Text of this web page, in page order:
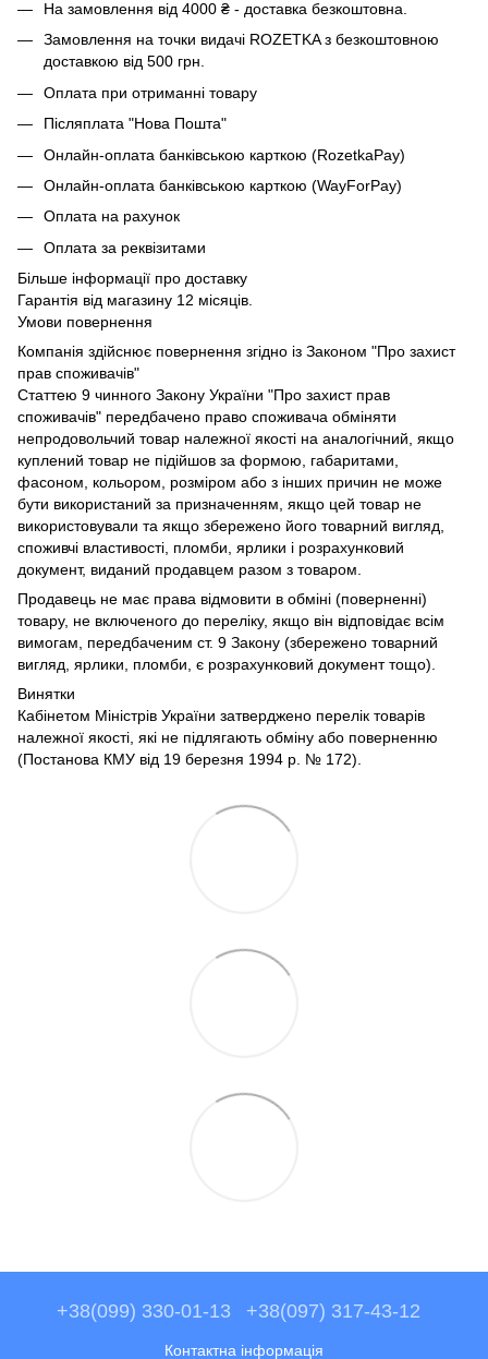
На замовлення від 4000 ₴ - доставка безкоштовна.
Замовлення на точки видачі ROZETKA з безкоштовною
доставкою від 500 грн.
Оплата при отриманні товару
Післяплата "Нова Пошта"
Онлайн-оплата банківською карткою (RozetkaPay)
Онлайн-оплата банківською карткою (WayForPay)
Оплата на рахунок
Оплата за реквізитами
Більше інформації про доставку
Гарантія від магазину 12 місяців.
Умови повернення
Компанія здійснює повернення згідно із Законом "Про захист
прав споживачів"
Статтею 9 чинного Закону України "Про захист прав
споживачів" передбачено право споживача обміняти
непродовольчий товар належної якості на аналогічний, якщо
куплений товар не підійшов за формою, габаритами,
фасоном, кольором, розміром або з інших причин не може
бути використаний за призначенням, якщо цей товар не
використовували та якщо збережено його товарний вигляд,
споживчі властивості, пломби, ярлики і розрахунковий
документ, виданий продавцем разом з товаром.
Продавець не має права відмовити в обміні (поверненні)
товару, не включеного до переліку, якщо він відповідає всім
вимогам, передбаченим ст. 9 Закону (збережено товарний
вигляд, ярлики, пломби, є розрахунковий документ тощо).
Винятки
Кабінетом Міністрів України затверджено перелік товарів
належної якості, які не підлягають обміну або поверненню
(Постанова КМУ від 19 березня 1994 р. № 172).
+38(099) 330-01-13 +38(097) 317-43-12
Контактна інформація